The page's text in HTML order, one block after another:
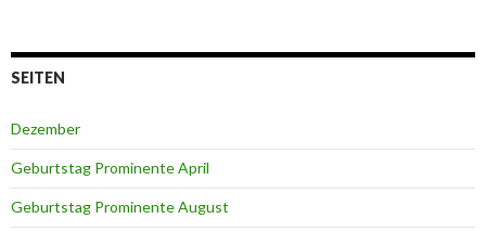
SEITEN
Dezember
Geburtstag Prominente April
Geburtstag Prominente August